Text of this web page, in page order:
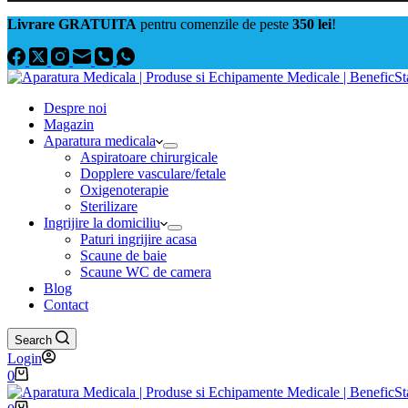
Livrare GRATUITA pentru comenzile de peste 350 lei!
Despre noi
Magazin
Aparatura medicala
Aspiratoare chirurgicale
Dopplere vasculare/fetale
Oxigenoterapie
Sterilizare
Ingrijire la domiciliu
Paturi ingrijire acasa
Scaune de baie
Scaune WC de camera
Blog
Contact
Search
Login
Coș
de
0